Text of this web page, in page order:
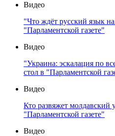
Видео
"Что ждёт русский язык
"Парламентской газете"
Видео
"Украина: эскалация по
стол в "Парламентской
Видео
Кто развяжет молдавский
"Парламентской газете"
Видео